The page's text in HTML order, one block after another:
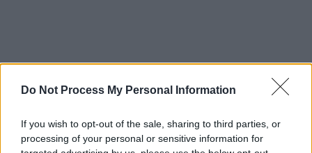
Do Not Process My Personal Information
If you wish to opt-out of the sale, sharing to third parties, or
processing of your personal or sensitive information for